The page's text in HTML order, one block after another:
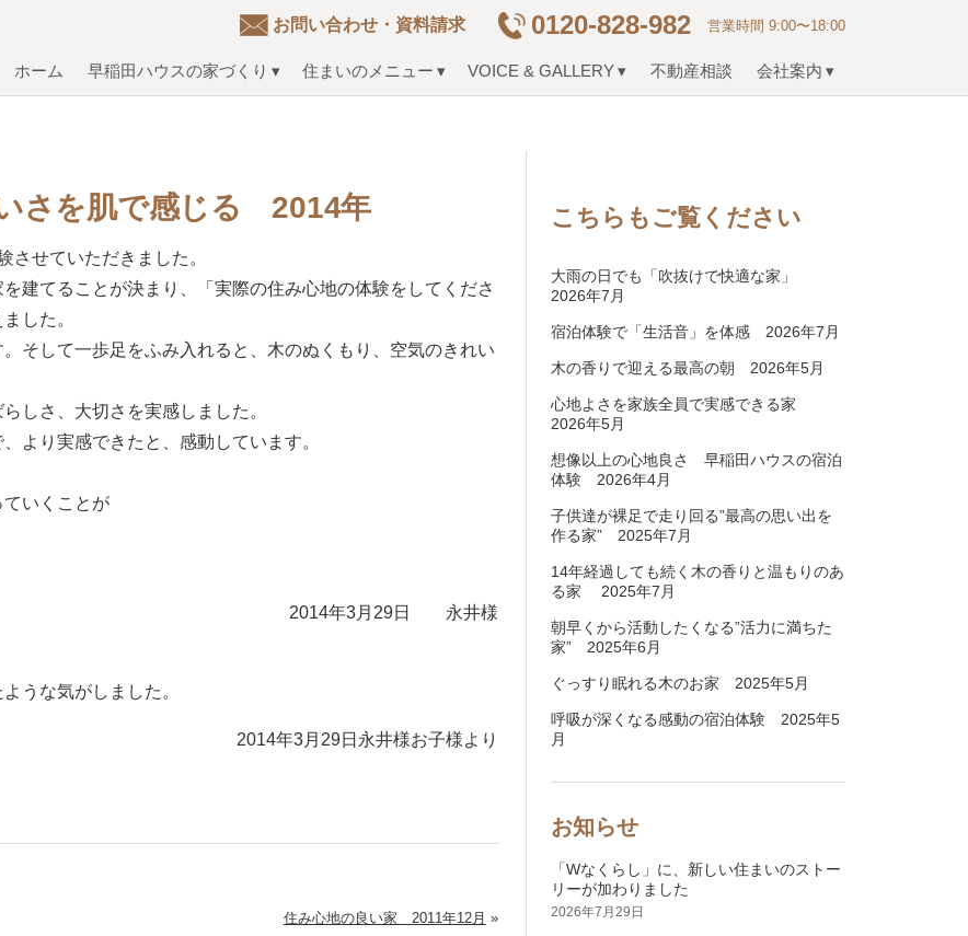
お問い合わせ・資料請求 0120-828-982 営業時間 9:00〜18:00
ホーム 早稲田ハウスの家づくり 住まいのメニュー VOICE & GALLERY 不動産相談 会社案内
さを肌で感じる 2014年
させていただきました。
建てることが決まり、「実際の住み心地の体験をしてくださ
した。
そして一歩足をふみ入れると、木のぬくもり、空気のきれい
しさ、大切さを実感しました。
より実感できたと、感動しています。
いくことが
2014年3月29日 永井様
うな気がしました。
2014年3月29日永井様お子様より
住み心地の良い家 2011年12月 »
こちらもご覧ください
大雨の日でも「吹抜けで快適な家」
2026年7月
宿泊体験で「生活音」を体感 2026年7月
木の香りで迎える最高の朝 2026年5月
心地よさを家族全員で実感できる家
2026年5月
想像以上の心地良さ 早稲田ハウスの宿泊
体験 2026年4月
子供達が裸足で走り回る”最高の思い出を
作る家” 2025年7月
14年経過しても続く木の香りと温もりのあ
る家 2025年7月
朝早くから活動したくなる”活力に満ちた
家” 2025年6月
ぐっすり眠れる木のお家 2025年5月
呼吸が深くなる感動の宿泊体験 2025年5
月
お知らせ
「Wなくらし」に、新しい住まいのストー
リーが加わりました
2026年7月29日